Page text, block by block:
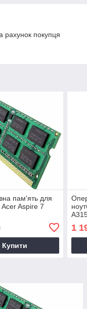
рахунок покупця
пам'ять для
Acer Aspire 7
Купити
1